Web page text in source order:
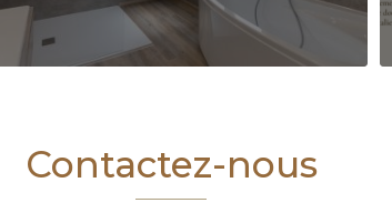
Contactez-nous